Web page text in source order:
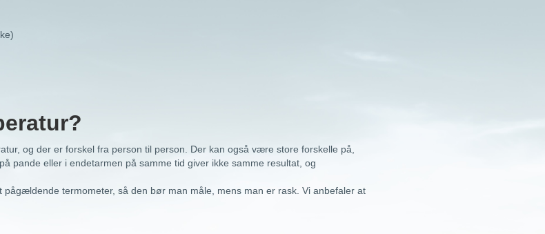
og der er forskel fra person til person. Der kan også være store forskelle på,
pande eller i endetarmen på samme tid giver ikke samme resultat, og
termometer, så den bør man måle, mens man er rask. Vi anbefaler at